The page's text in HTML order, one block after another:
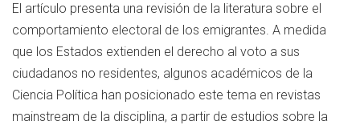
El artículo presenta una revisión de la literatura sobre el
comportamiento electoral de los emigrantes. A medida
que los Estados extienden el derecho al voto a sus
ciudadanos no residentes, algunos académicos de la
Ciencia Política han posicionado este tema en revistas
mainstream de la disciplina, a partir de estudios sobre la